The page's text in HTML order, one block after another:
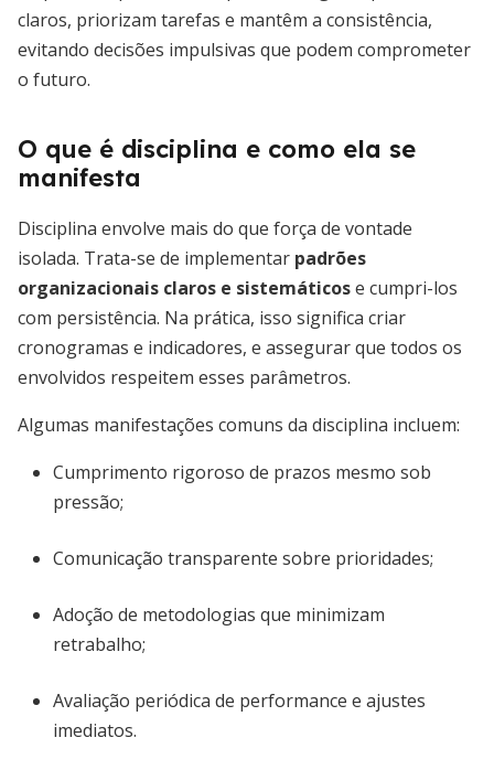
claros, priorizam tarefas e mantêm a consistência,
evitando decisões impulsivas que podem comprometer
o futuro.
O que é disciplina e como ela se
manifesta
Disciplina envolve mais do que força de vontade
isolada. Trata-se de implementar padrões
organizacionais claros e sistemáticose cumpri-los
com persistência. Na prática, isso significa criar
cronogramas e indicadores, e assegurar que todos os
envolvidos respeitem esses parâmetros.
Algumas manifestações comuns da disciplina incluem:
Cumprimento rigoroso de prazos mesmo sob
pressão;
Comunicação transparente sobre prioridades;
Adoção de metodologias que minimizam
retrabalho;
Avaliação periódica de performance e ajustes
imediatos.